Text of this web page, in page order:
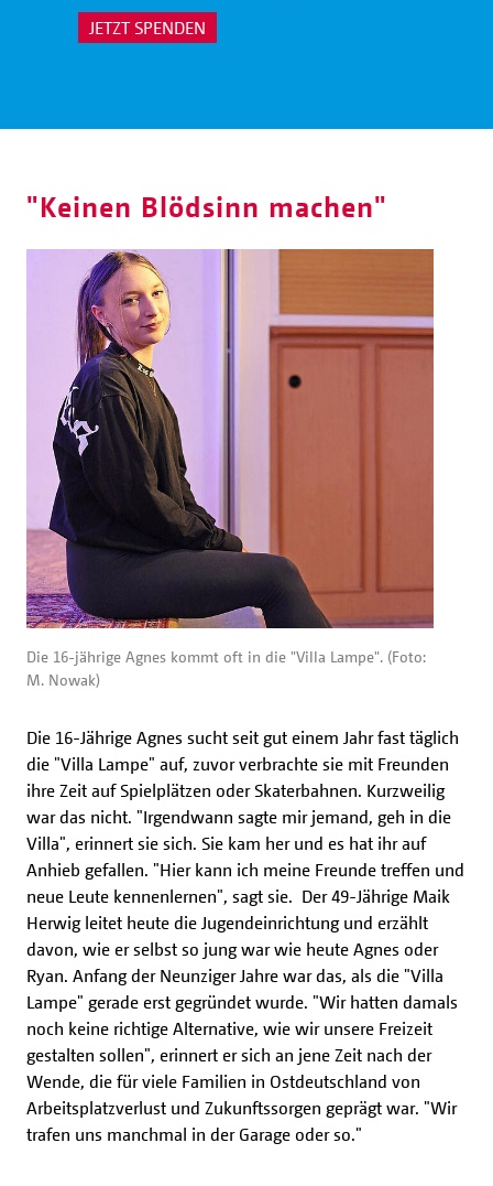
JETZT SPENDEN
"Keinen Blödsinn machen"
Die 16-jährige Agnes kommt oft in die "Villa Lampe". (Foto:
M. Nowak)
Die 16-Jährige Agnes sucht seit gut einem Jahr fast täglich
die "Villa Lampe" auf, zuvor verbrachte sie mit Freunden
ihre Zeit auf Spielplätzen oder Skaterbahnen. Kurzweilig
war das nicht. "Irgendwann sagte mir jemand, geh in die
Villa", erinnert sie sich. Sie kam her und es hat ihr auf
Anhieb gefallen. "Hier kann ich meine Freunde treffen und
neue Leute kennenlernen", sagt sie. Der 49-Jährige Maik
Herwig leitet heute die Jugendeinrichtung und erzählt
davon, wie er selbst so jung war wie heute Agnes oder
Ryan. Anfang der Neunziger Jahre war das, als die "Villa
Lampe" gerade erst gegründet wurde. "Wir hatten damals
noch keine richtige Alternative, wie wir unsere Freizeit
gestalten sollen", erinnert er sich an jene Zeit nach der
Wende, die für viele Familien in Ostdeutschland von
Arbeitsplatzverlust und Zukunftssorgen geprägt war. "Wir
trafen uns manchmal in der Garage oder so."